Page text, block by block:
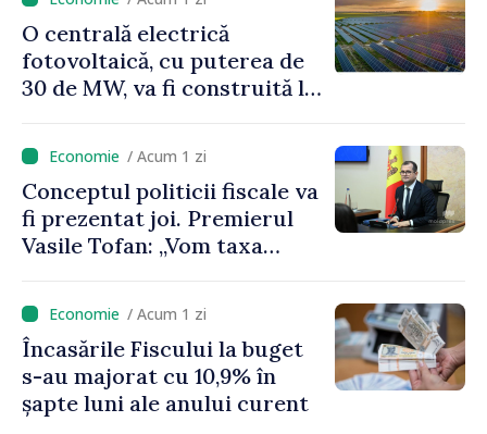
economisim”
O centrală electrică
fotovoltaică, cu puterea de
30 de MW, va fi construită la
/ Acum 1 zi
Conceptul politicii fiscale va
fi prezentat joi. Premierul
Vasile Tofan: „Vom taxa
încuraja investițiile, vom
taxa mai mult viciile și
foarte atent vom uniformiza
anumite taxe”
/ Acum 1 zi
Încasările Fiscului la buget
s-au majorat cu 10,9% în
șapte luni ale anului curent